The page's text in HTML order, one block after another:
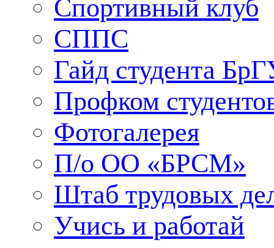
Спортивный клуб
СППС
Гайд студента
Профком
Фотогалерея
П/о ОО «БРСМ»
Штаб трудовых
Учись и работай